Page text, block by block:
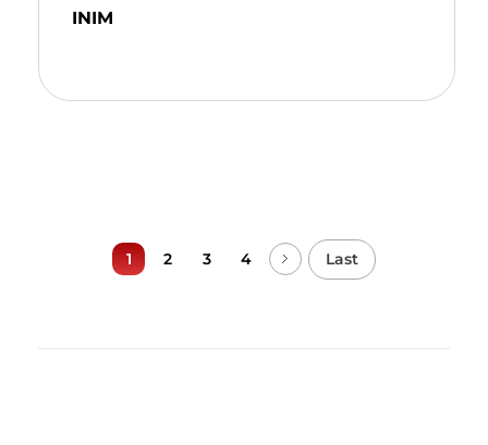
INIM
1 2 3 4 Last